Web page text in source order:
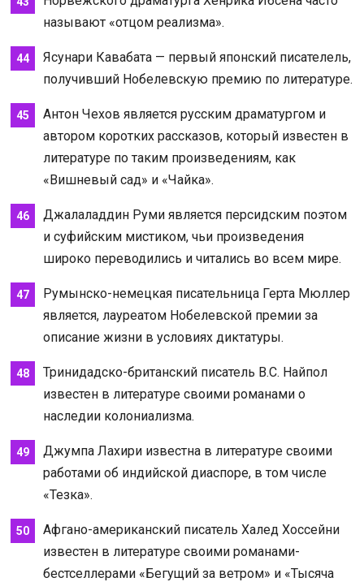
называют «отцом реализма».
Ясунари Кавабата — первый японский писателель,
получивший Нобелевскую премию по литературе.
Антон Чехов является русским драматургом и
автором коротких рассказов, который известен в
литературе по таким произведениям, как
«Вишневый сад» и «Чайка».
Джалаладдин Руми является персидским поэтом
и суфийским мистиком, чьи произведения
широко переводились и читались во всем мире.
Румынско-немецкая писательница Герта Мюллер
является, лауреатом Нобелевской премии за
описание жизни в условиях диктатуры.
Тринидадско-британский писатель В.С. Найпол
известен в литературе своими романами о
наследии колониализма.
Джумпа Лахири известна в литературе своими
работами об индийской диаспоре, в том числе
«Тезка».
Афгано-американский писатель Халед Хоссейни
известен в литературе своими романами-
бестселлерами «Бегущий за ветром» и «Тысяча